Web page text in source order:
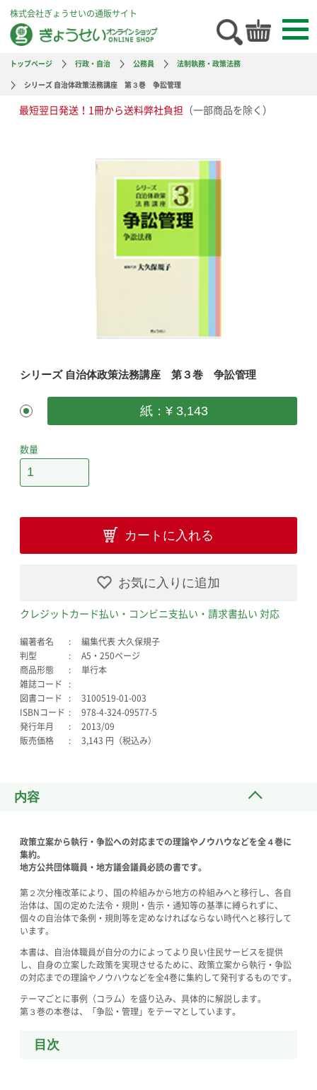
株式会社ぎょうせいの通販サイト
トップページ 行政・自治 公務員
法制執務・政策法務
シリーズ 自治体政策法務講座 第３巻 争訟管理
最短翌日発送！1冊から送料弊社負担 （一部商品を除く）
シリーズ 自治体政策法務講座 第３巻 争訟管理
紙：¥ 3,143
数量
カートに入れる
お気に入りに追加
クレジットカード払い・コンビニ支払い・請求書払い 対応
編著者名
編集代表 大久保規子
判型
A5・250ページ
商品形態
単行本
雑誌コード
図書コード
3100519-01-003
ISBNコード
978-4-324-09577-5
発行年月
2013/09
販売価格
3,143 円（税込み）
内容
政策立案から執行・争訟への対応までの理論やノウハウなどを全４巻に
集約。
地方公共団体職員・地方議会議員必読の書です。
第２次分権改革により、国の枠組みから地方の枠組みへと移行し、各自
治体は、国の定めた法令・規則・告示・通知等の基準に縛られずに、
個々の自治体で条例・規則等を定めなければならない時代へと移行して
います。
本書は、自治体職員が自分の力によってより良い住民サービスを提供
し、自身の立案した政策を実現させるために、政策立案から執行・争訟
の対応までの理論やノウハウなどを全4巻に集約して発刊するものです。
テーマごとに事例（コラム）を盛り込み、具体的に解説します。
第３巻の本巻は、「争訟・管理」をテーマとしています。
目次